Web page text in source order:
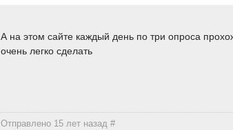
А на этом сайте каждый день по три опроса
очень легко сделать
Отправлено 15 лет назад#